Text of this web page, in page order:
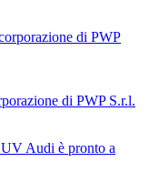
di PWP S.r.l.